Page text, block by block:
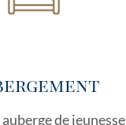
de jeunesse